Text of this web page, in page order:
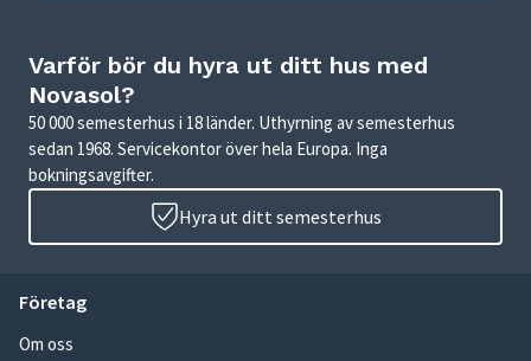
Varför bör du hyra ut ditt hus med
Novasol?
50 000 semesterhus i 18 länder. Uthyrning av semesterhus
sedan 1968. Servicekontor över hela Europa. Inga
bokningsavgifter.
Hyra ut ditt semesterhus
Företag
Om oss